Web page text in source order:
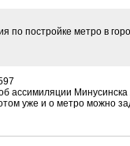
по постройке метро в
ассимиляции
уже и о метро можно